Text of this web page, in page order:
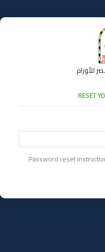
للأورام
RESET
Password reset